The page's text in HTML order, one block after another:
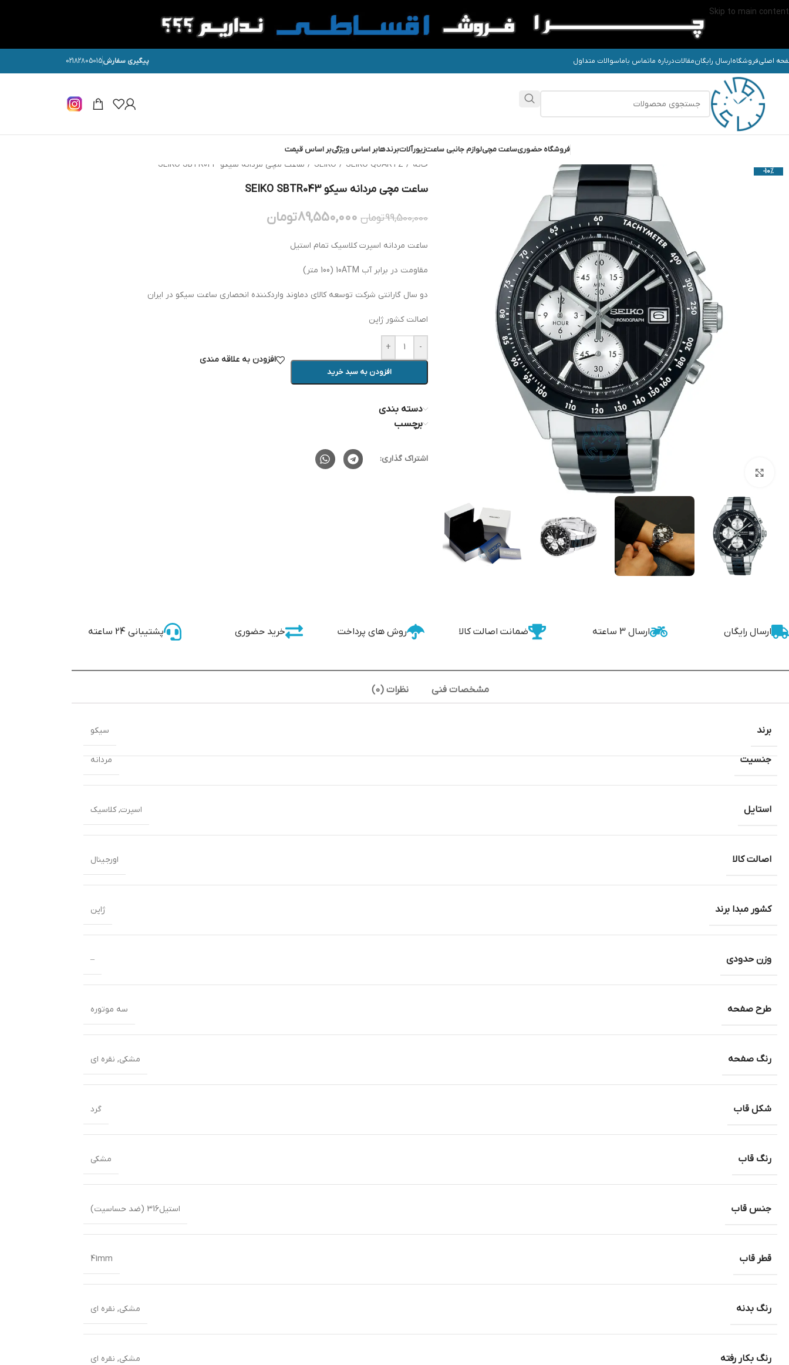
Skip to main content
اصلیفروشگاهارسال رایگانمقالاتدرباره ماتماس باماسوالات متداول پیگیری سفارش02182805015
فروشگاه حضوریساعت مچیلوازم جانبی ساعتزیورآلاتبرندهابر اساس ویژگیبر اساس قیمت
-10%
خانه /
SEIKO / SEIKO QUARTZ
/ ساعت مچی مردانه سیکو SEIKO SBTR043
ساعت مچی مردانه سیکو SEIKO SBTR043
99,500,000تومان 89,550,000تومان
ساعت مردانه اسپرت کلاسیک تمام استیل
مقاومت در برابر آب 10ATM (100 متر)
دو سال گارانتی شرکت توسعه کالای دماوند واردکننده انحصاری ساعت سیکو در ایران
اصالت کشور ژاپن
-
+
افزودن به سبد خرید
افزودن به علاقه مندی
دسته بندی
برچسب
اشتراک گذاری:
ارسال رایگان ارسال 3 ساعته ضمانت اصالت کالا روش های پرداخت خرید حضوری پشتیبانی 24 ساعته
مشخصات فنی نظرات (0)
جنسیت مردانه
استایل اسپرت,کلاسیک
اصالت کالا اورجینال
کشور مبدا برند ژاپن
وزن حدودی –
طرح صفحه سه موتوره
رنگ صفحه مشکی, نقره ای
شکل قاب گرد
رنگ قاب مشکی
جنس قاب استیل316 (ضد حساسیت)
قطر قاب 41mm
رنگ بدنه مشکی, نقره ای
رنگ بکار رفته مشکی, نقره ای
برند سیکو